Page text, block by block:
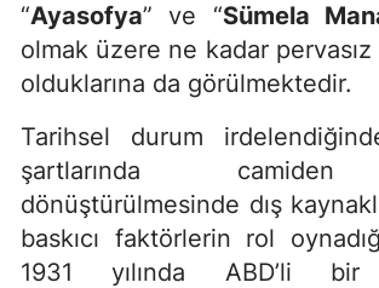
“Ayasofya” ve “Sümela
olmak üzere ne kadar pervasız
olduklarına da görülmektedir.
Tarihsel durum
şartlarında
dönüştürülmesinde dış
baskıcı faktörlerin rol
1931 yılında ABD’li bir